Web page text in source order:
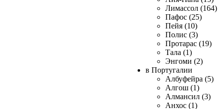
Лимассол (164)
Пафос (25)
Пейя (10)
Полис (3)
Протарас (19)
Тала (1)
Энгоми (2)
в Португалии
Албуфейра (5)
Алгош (1)
Алмансил (3)
Анхос (1)